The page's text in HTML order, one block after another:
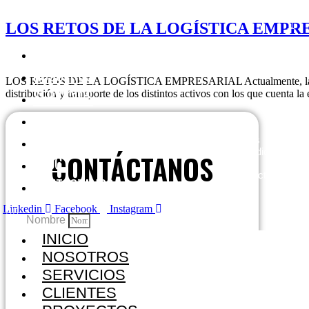
al
contenido
NOSOTROS
SERVICIOS
CLIENTES
BLOG
CONTÁCTANOS
INICIO
NOSOTROS
SERVICIOS
CLIENTES
LOS RETOS DE LA LOGÍSTICA
LOS RETOS DE LA LOGÍSTICA EMPRESARIAL Actualmente, las
distribución y transporte de los distintos activos con los que cuenta
WES, empresa consultora dedicada a brindar servicios
especializados en agua superficial, subterránea y estudios
ambientales. Brindamos soluciones integrales para el
desarrollo de proyectos en los distintos sectores productivos
del país.
Linkedin
Facebook Instagram
CONTÁCTANOS
Nombre
Correo electrónico